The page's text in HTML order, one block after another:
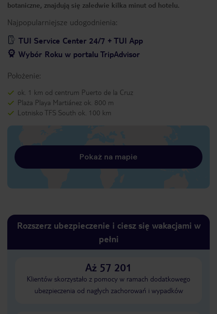
botaniczne, znajdują się zaledwie kilka minut od hotelu.
Najpopularniejsze udogodnienia:
TUI Service Center 24/7 + TUI App
Wybór Roku w portalu TripAdvisor
Położenie:
ok. 1 km od centrum Puerto de la Cruz
Plaża Playa Martiánez ok. 800 m
Lotnisko TFS South ok. 100 km
Pokaż na mapie
Rozszerz ubezpieczenie i ciesz się wakacjami w
pełni
Aż 57 201
Klientów skorzystało z pomocy w ramach dodatkowego
ubezpieczenia od nagłych zachorowań i wypadków